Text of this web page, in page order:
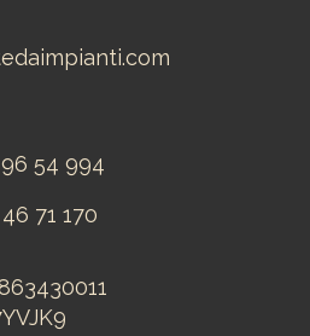
96 54 994
71 170​